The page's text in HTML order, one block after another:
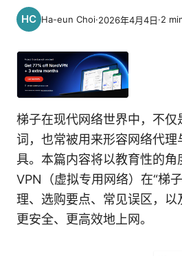
Ha-eun Choi·2026年4月4日·2
梯子在现代网络世界中，不仅
词，也常被用来形容网络代
具。本篇内容将以教育性的角
VPN（虚拟专用网络）在“梯
理、选购要点、常见误区，
更安全、更高效地上网。